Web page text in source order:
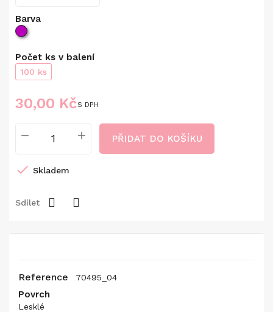
Barva
Počet ks v balení
100 ks
30,00 KčS DPH
PŘIDAT DO KOŠÍKU
 Skladem
Sdílet
Reference 70495_04
Povrch
Lesklé